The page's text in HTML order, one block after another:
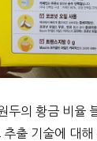
두의 황금 비율
출 기술에 대해